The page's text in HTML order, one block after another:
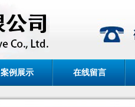
案例展示 在线留言